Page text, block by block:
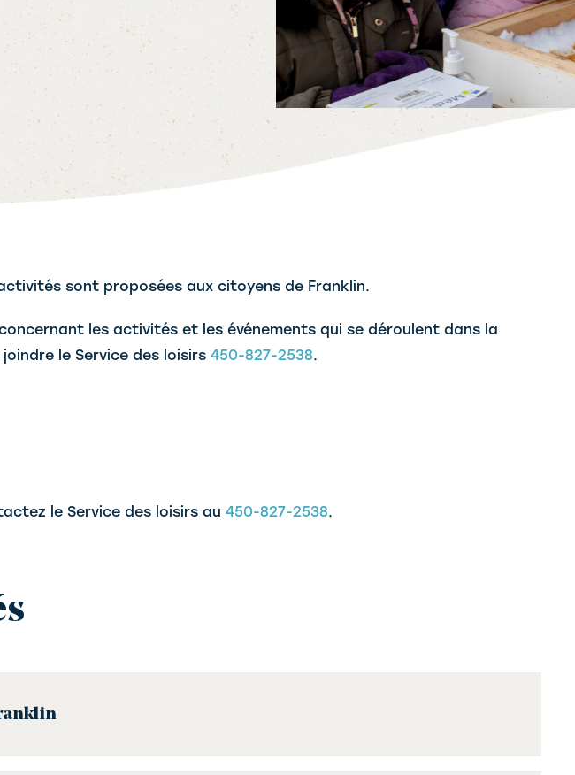
sont proposées aux citoyens de Franklin.
les activités et les événements qui se déroulent dans la
le Service des loisirs450-827-2538.
le Service des loisirs au450-827-2538.